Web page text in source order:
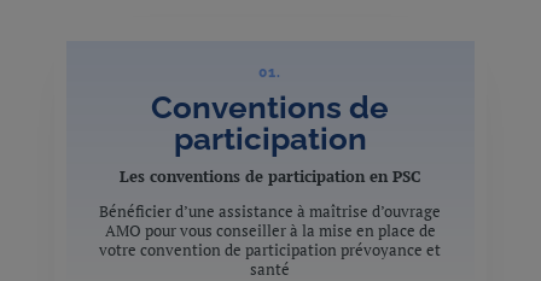
01.
Conventions de
participation
Les conventions de participation en PSC
Bénéficier d’une assistance à maîtrise d’ouvrage
AMO pour vous conseiller à la mise en place de
votre convention de participation prévoyance et
santé